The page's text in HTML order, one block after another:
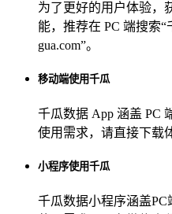
为了更好的用户体验，
能，推荐在 PC 端搜索“
gua.com”。
移动端使用千瓜
千瓜数据 App 涵盖 PC
使用需求，请直接下载
小程序使用千瓜
千瓜数据小程序涵盖PC